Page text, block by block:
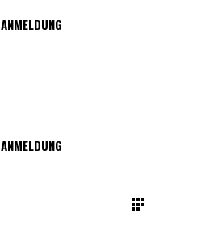
ANMELDUNG
ANMELDUNG